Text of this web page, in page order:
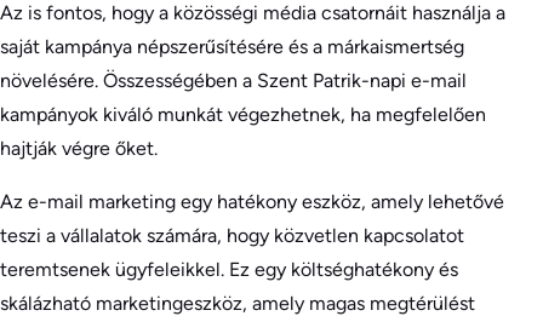
Az is fontos, hogy a közösségi média csatornáit használja a
saját kampánya népszerűsítésére és a márkaismertség
növelésére. Összességében a Szent Patrik-napi e-mail
kampányok kiváló munkát végezhetnek, ha megfelelően
hajtják végre őket.
Az e-mail marketing egy hatékony eszköz, amely lehetővé
teszi a vállalatok számára, hogy közvetlen kapcsolatot
teremtsenek ügyfeleikkel. Ez egy költséghatékony és
skálázható marketingeszköz, amely magas megtérülést